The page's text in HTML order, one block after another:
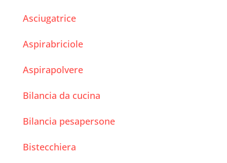
Asciugatrice
Aspirabriciole
Aspirapolvere
Bilancia da cucina
Bilancia pesapersone
Bistecchiera